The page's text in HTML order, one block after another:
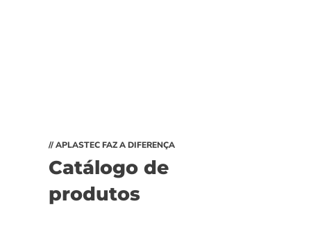
// APLASTEC FAZ A DIFERENÇA
Catálogo de
produtos